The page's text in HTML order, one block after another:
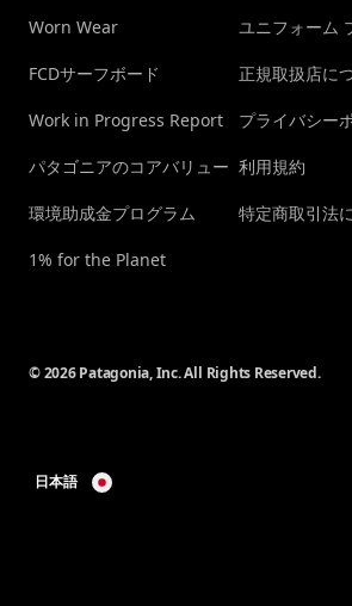
Worn Wear
FCDサーフボード
Work in Progress Report
パタゴニアのコアバリュー
環境助成金プログラム
1% for the Planet
ユニフォーム
正規取扱店に
プライバシー
利用規約
特定商取引法
© 2026 Patagonia, Inc. All Rights Reserved.
日本語